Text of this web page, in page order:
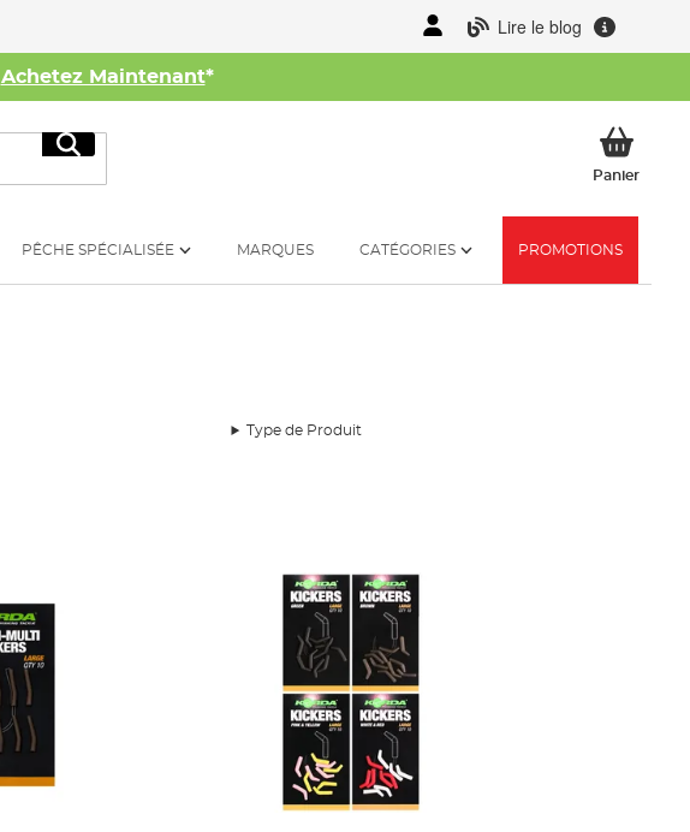
Lire le blog
Achetez Maintenant*
Rechercher
PanierMon
PÊCHE SPÉCIALISÉE MARQUES CATÉGORIES PROMOTIONS
Type de Produit